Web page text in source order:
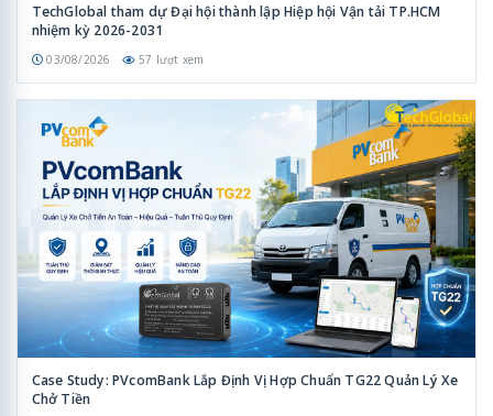
TechGlobal tham dự Đại hội thành lập Hiệp hội Vận tải TP.HCM
nhiệm kỳ 2026-2031
03/08/2026 57 lượt xem
Case Study: PVcomBank Lắp Định Vị Hợp Chuẩn TG22 Quản Lý Xe
Chở Tiền